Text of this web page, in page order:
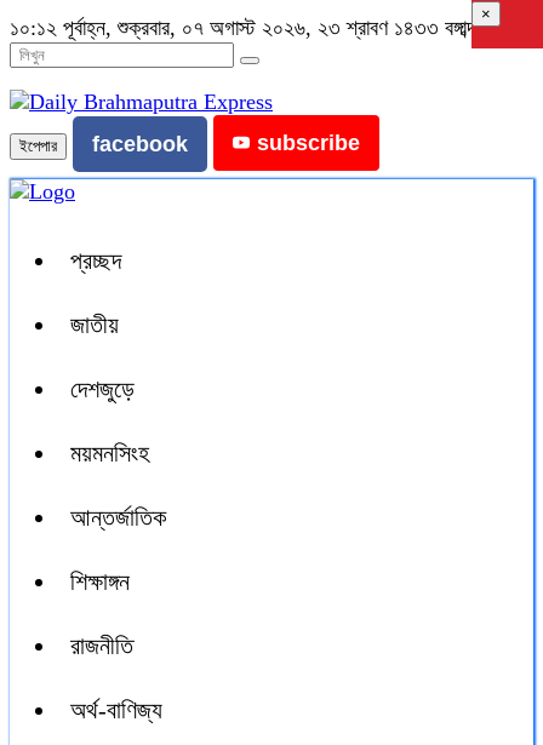
১০:১২ পূর্বাহ্ন, শুক্রবার, ০৭ অগাস্ট ২০২৬, ২৩ শ্রাবণ ১৪৩৩ বঙ্গাব্দ
ইপেপার facebook subscribe
প্রচ্ছদ
জাতীয়
দেশজুড়ে
ময়মনসিংহ
আন্তর্জাতিক
শিক্ষাঙ্গন
রাজনীতি
অর্থ-বাণিজ্য
×